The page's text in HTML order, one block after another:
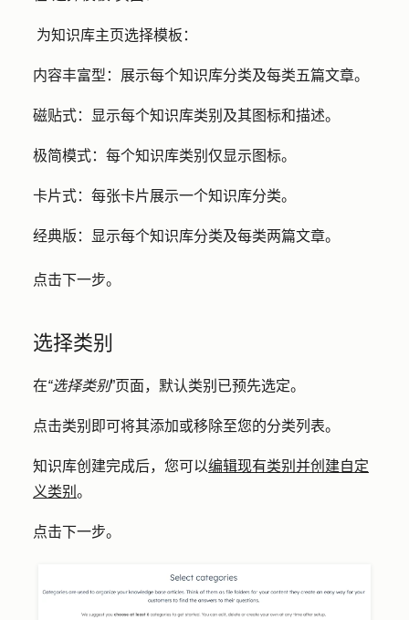
为知识库主页选择模板 ：
内容丰富型 ：展示每个知识库分类及每类五篇文章。
磁贴式：显示每个知识库类别及其图标和描述。
极简模式：每个知识库类别仅显示图标。
卡片式：每张卡片展示一个知识库分类。
经典版 ：显示每个知识库分类及每类两篇文章。
点击下一步。
选择类别
在“选择类别”页面，默认类别已预先选定。
点击类别 即可将其添加或移除至您的分类列表。
知识库创建完成后，您可以编辑现有类别并创建自定
义类别 。
点击下一步。